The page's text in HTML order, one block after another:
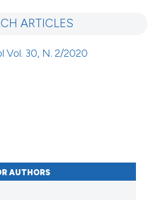
ARTICLES
Vol. 30, N. 2/2020
AUTHORS